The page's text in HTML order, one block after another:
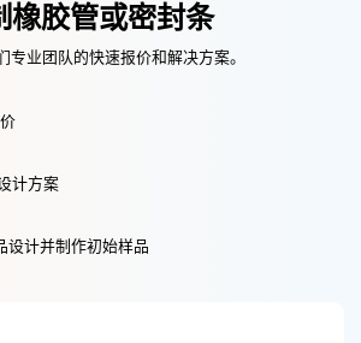
橡胶管或密封条
业团队的快速报价和解决方案。
计方案
设计并制作初始样品